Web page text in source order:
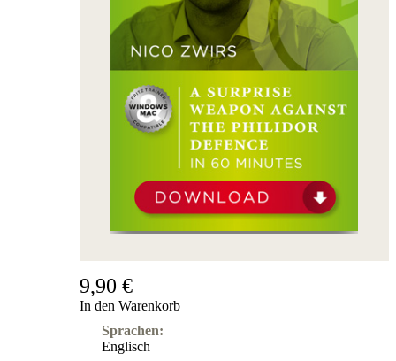
9,90 €
In den Warenkorb
Sprachen:
Englisch